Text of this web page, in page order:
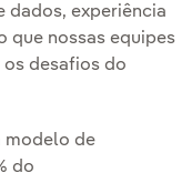
dados, experiência
que nossas equipes
desafios do
modelo de
do